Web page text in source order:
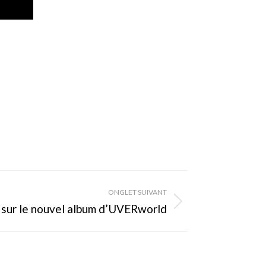
ONGLET SUIVANT
le nouvel album d’UVERworld